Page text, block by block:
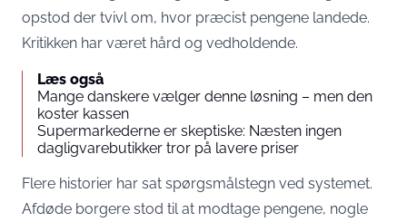
opstod der tvivl om, hvor præcist pengene landede.
Kritikken har været hård og vedholdende.
Læs også
Mange danskere vælger denne løsning – men den
koster kassen
Supermarkederne er skeptiske: Næsten ingen
dagligvarebutikker tror på lavere priser
Flere historier har sat spørgsmålstegn ved systemet.
Afdøde borgere stod til at modtage pengene, nogle